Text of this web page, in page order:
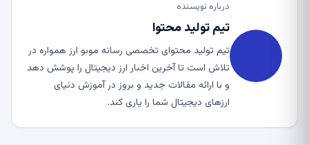
درباره نویسنده
تیم تولید محتوا
تیم تولید محتوای تخصصی رسانه موبو ارز همواره در
تلاش است تا آخرین اخبار ارز دیجیتال را پوشش دهد
و با ارائه مقالات جدید و بروز در آموزش دنیای
ارزهای دیجیتال شما را یاری کند.